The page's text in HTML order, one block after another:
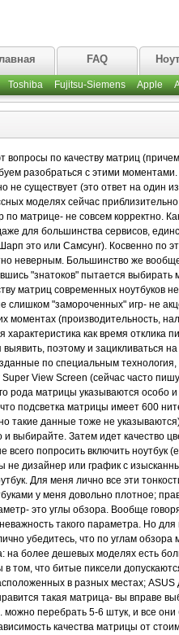
FAQ
Toshiba Fujitsu-Siemens Apple
вопросы по качеству матриц
разобраться с этими
не существует (это ответ на один
моделях сейчас
по матрице- не совсем корректно.
для большинства сервисов,
это или Самсунг). Косвенно по
неверным. Большинство же
"знатоков" пытается выбирать
матриц современных ноутбуков
"замороченных" игр- не
моментах (производительность,
как время отклика
поэтому и зацикливаться
по специальным
View Screen (сейчас часто
рода матрицы указываются особо
подсветка матрицы имеет 600
такие данные тоже не
и выбирайте. Затем идет качество
всего попросить включить ноутбук
не дизайнер или график с
Для меня лично все эти
у меня довольно плотное;
это углы обзора. Вообще
такого параметра. Но
убедитесь, что по углам обзора
на более дешевых моделях есть
том, что битые пиксели
в разных местах;
такая матрица- вы вправе
перебрать 5-6 штук, и все
качества матрицы от